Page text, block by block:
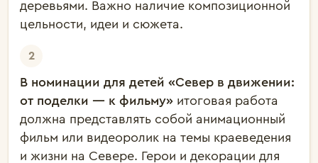
деревьями. Важно наличие композиционной
цельности, идеи и сюжета.
В номинации для детей «Север в движении:
от поделки — к фильму» итоговая работа
должна представлять собой анимационный
фильм или видеоролик на темы краеведения
и жизни на Севере. Герои и декорации для